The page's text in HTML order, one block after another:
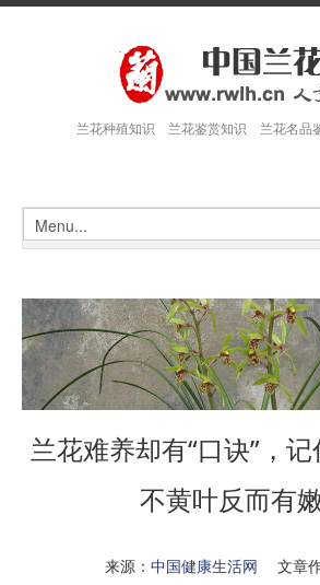
兰花种殖知识 兰花鉴赏知识 兰花名品
兰花难养却有“口诀”，记
不黄叶反而有
来源： 中国健康生活网 文章